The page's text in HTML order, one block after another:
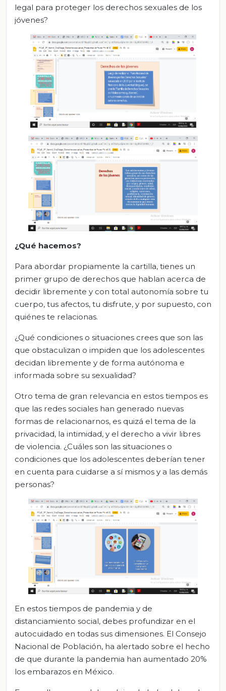
legal para proteger los derechos sexuales de los
jóvenes?
¿Qué hacemos?
Para abordar propiamente la cartilla, tienes un
primer grupo de derechos que hablan acerca de
decidir libremente y con total autonomía sobre tu
cuerpo, tus afectos, tu disfrute, y por supuesto, con
quiénes te relacionas.
¿Qué condiciones o situaciones crees que son las
que obstaculizan o impiden que los adolescentes
decidan libremente y de forma autónoma e
informada sobre su sexualidad?
Otro tema de gran relevancia en estos tiempos es
que las redes sociales han generado nuevas
formas de relacionarnos, es quizá el tema de la
privacidad, la intimidad, y el derecho a vivir libres
de violencia. ¿Cuáles son las situaciones o
condiciones que los adolescentes deberían tener
en cuenta para cuidarse a sí mismos y a las demás
personas?
En estos tiempos de pandemia y de
distanciamiento social, debes profundizar en el
autocuidado en todas sus dimensiones. El Consejo
Nacional de Población, ha alertado sobre el hecho
de que durante la pandemia han aumentado 20%
los embarazos en México.